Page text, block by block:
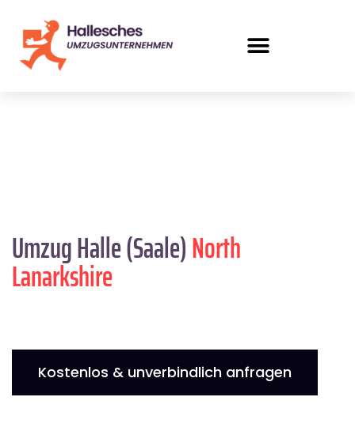
Umzug Halle (Saale)North
Lanarkshire
Kostenlos & unverbindlich anfragen